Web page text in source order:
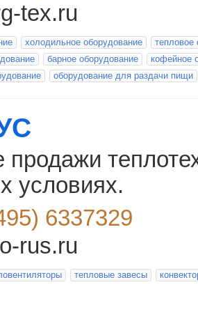
tex.ru
холодильное оборудование
тепловое
барное оборудование
кофейное
оборудование для раздачи пищи
условиях.
6337329
rus.ru
тепловые завесы